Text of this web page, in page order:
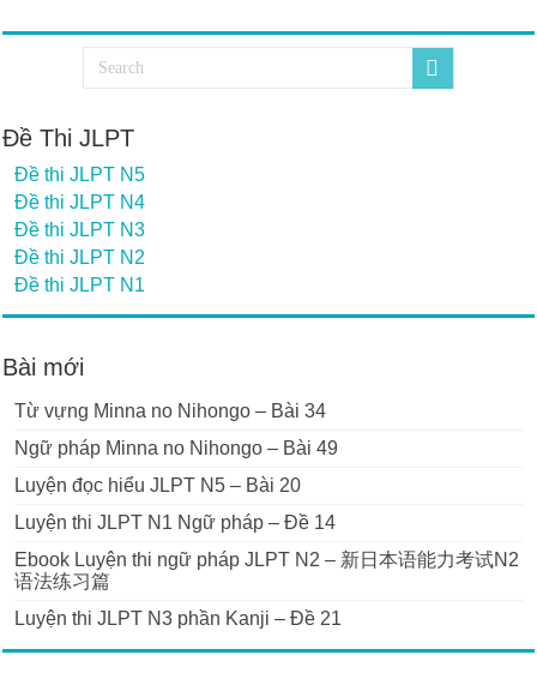
Đề Thi JLPT
Đề thi JLPT N5
Đề thi JLPT N4
Đề thi JLPT N3
Đề thi JLPT N2
Đề thi JLPT N1
Bài mới
Từ vựng Minna no Nihongo – Bài 34
Ngữ pháp Minna no Nihongo – Bài 49
Luyện đọc hiểu JLPT N5 – Bài 20
Luyện thi JLPT N1 Ngữ pháp – Đề 14
Ebook Luyện thi ngữ pháp JLPT N2 – 新日本语能力考试N2
语法练习篇
Luyện thi JLPT N3 phần Kanji – Đề 21